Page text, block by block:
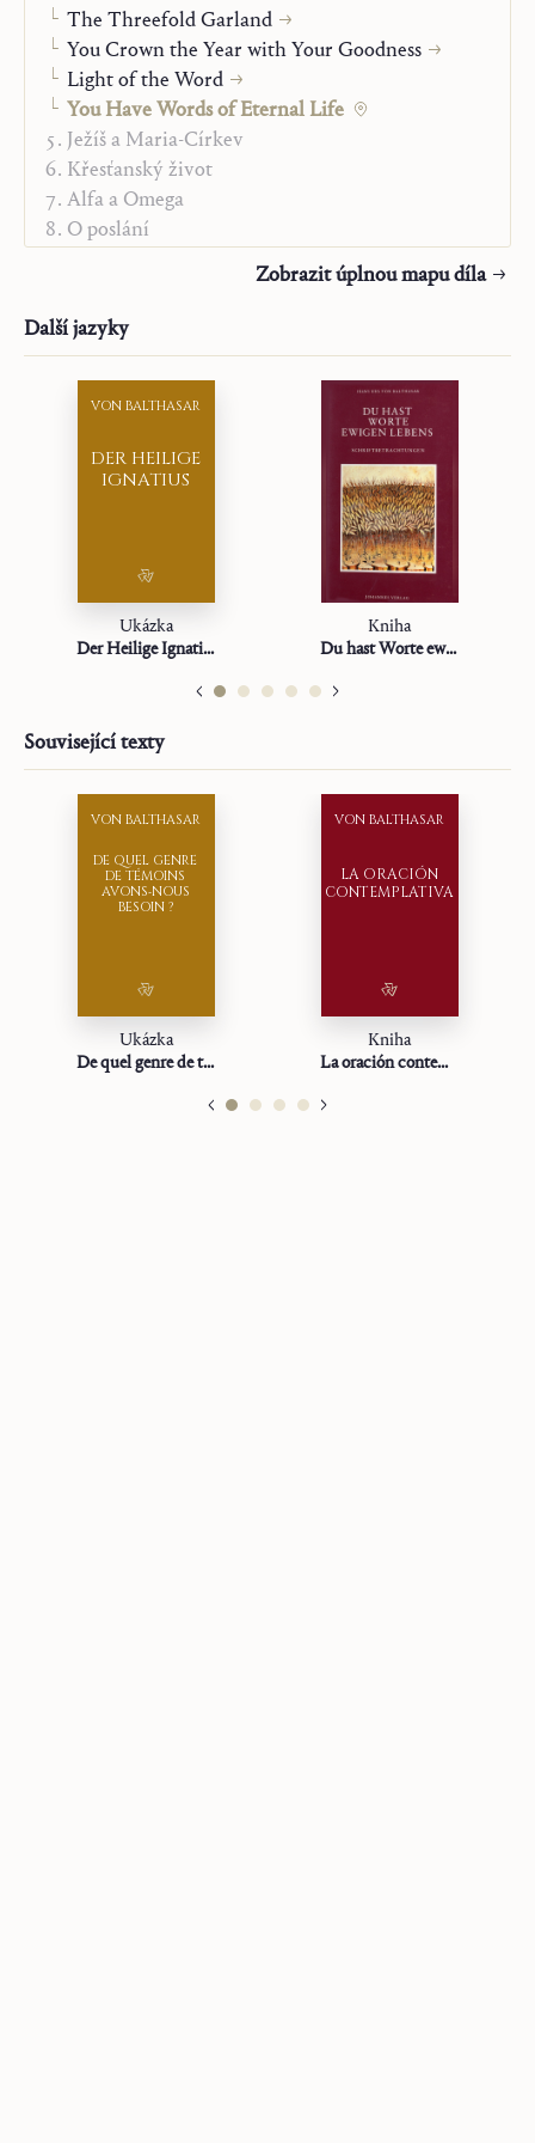
Překladatel: Community of Saint John
Rok: 2022
Typ: Ukázka
The Threefold Garland
You Crown the Year with Your Goodness
Light of the Word
You Have Words of Eternal Life
Ježíš a Maria-Církev
Křesťanský život
Alfa a Omega
O poslání
Zobrazit úplnou mapu díla
Další jazyky
DER HEILIGE
IGNATIUS
VON BALTHASAR
Ukázka
Der Heilige Ignatius
Kniha
Du hast Worte ewigen Lebens
Související texty
DE QUEL GENRE
DE TÉMOINS
AVONS‑NOUS
BESOIN ?
VON BALTHASAR
Ukázka
De quel genre de témoins avons‑nous besoin ?
LA ORACIÓN
CONTEMPLATIVA
VON BALTHASAR
Kniha
La oración contemplativa